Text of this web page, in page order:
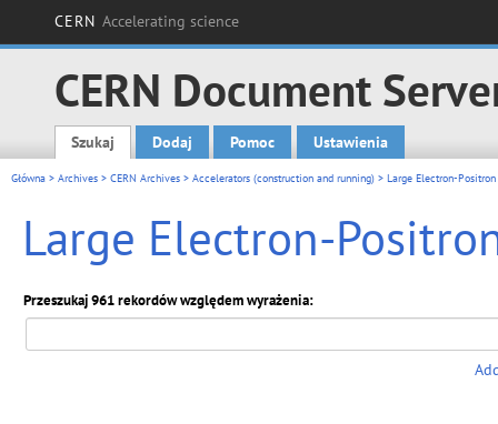
CERN Accelerating science
CERN Document
Main menu
Szukaj Dodaj Pomoc Ustawienia
Główna > Archives > CERN Archives > Accelerators (construction and running) > Large Electron-Positron
Large Electron-
Przeszukaj 961 rekordów względem wyrażenia: